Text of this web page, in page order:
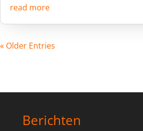
read more
« Older Entries
Berichten